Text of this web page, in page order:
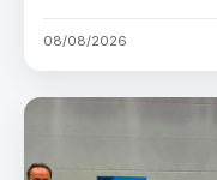
08/08/2026